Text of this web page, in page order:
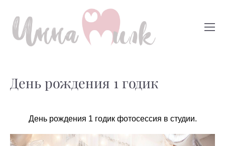
День рождения 1 годик
День рождения 1 годик фотосессия в студии.